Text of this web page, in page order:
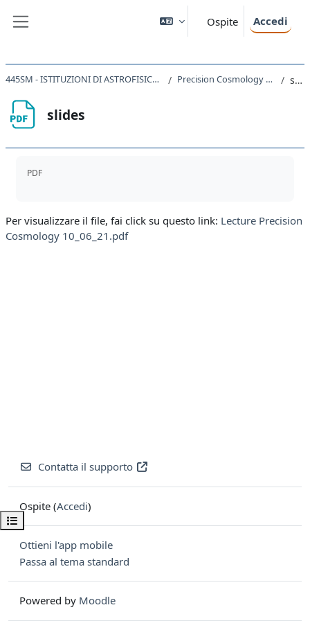
Ospite Accedi
Apri indice del corso
445SM - ISTITUZIONI DI ASTROFISICA E COSMOLOGIA 2020 Precision Cosmology Matteo Costanzi slides
slides
PDF
Per visualizzare il file, fai click su questo link: Lecture Precision
Cosmology 10_06_21.pdf
Contatta il supporto
Ospite (Accedi)
Ottieni l'app mobile
Passa al tema standard
Powered by Moodle